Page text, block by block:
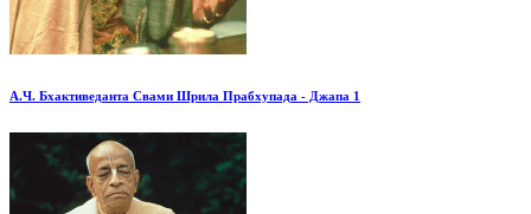
А.Ч. Бхактиведанта Свами Шрила Прабхупада - Джапа 1